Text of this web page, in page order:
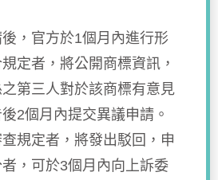
，官方於1個月內進行形
定者，將公開商標資訊，
第三人對於該商標有意見
2個月內提交異議申請。
規定者，將發出駁回，申
，可於3個月內向上訴委